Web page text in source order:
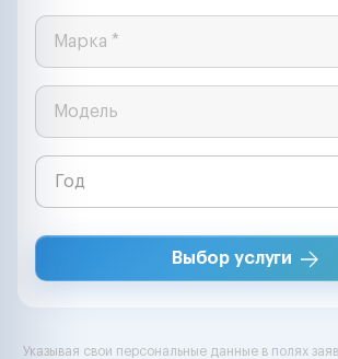
Марка *
Модель
Выбор услуги
Указывая свои персональные данные в полях